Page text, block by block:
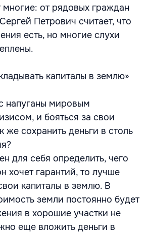
многие: от рядовых граждан
Петрович считает, что
есть, но многие слухи
капиталы в землю»
напуганы мировым
и бояться за свои
же сохранить деньги в столь
для себя определить, чего
хочет гарантий, то лучше
капиталы в землю. В
земли постоянно будет
в хорошие участки не
еще вложить деньги в